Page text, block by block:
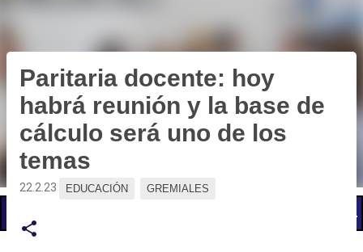
Paritaria docente: hoy
habrá reunión y la base de
cálculo será uno de los
temas
22.2.23 EDUCACIÓN GREMIALES